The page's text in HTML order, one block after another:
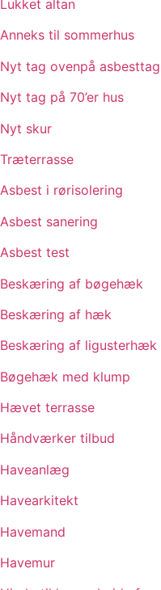
Lukket altan
Anneks til sommerhus
Nyt tag ovenpå asbesttag
Nyt tag på 70’er hus
Nyt skur
Træterrasse
Asbest i rørisolering
Asbest sanering
Asbest test
Beskæring af bøgehæk
Beskæring af hæk
Beskæring af ligusterhæk
Bøgehæk med klump
Hævet terrasse
Håndværker tilbud
Haveanlæg
Havearkitekt
Havemand
Havemur